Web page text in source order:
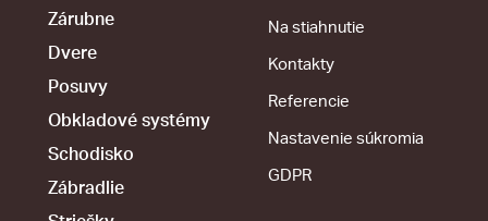
Zárubne
Dvere
Posuvy
Obkladové systémy
Schodisko
Zábradlie
Na stiahnutie
Kontakty
Referencie
Nastavenie súkromia
GDPR